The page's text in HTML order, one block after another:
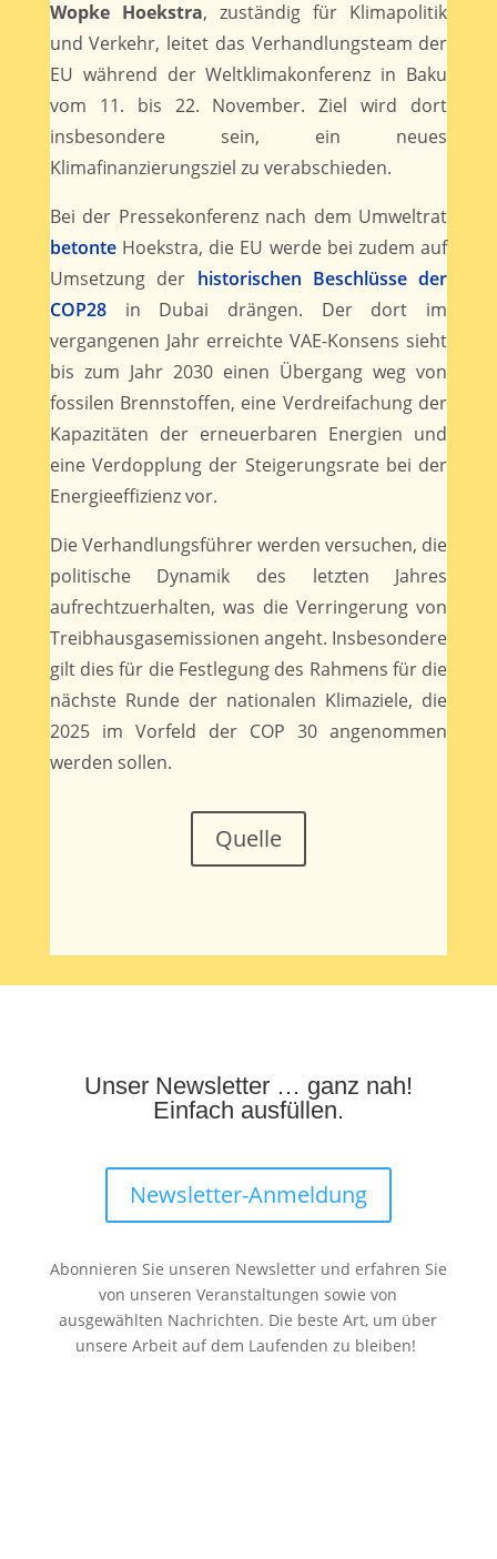
Wopke Hoekstra, zuständig für Klimapolitik
und Verkehr, leitet das Verhandlungsteam der
EU während der Weltklimakonferenz in Baku
vom 11. bis 22. November. Ziel wird dort
insbesondere sein, ein neues
Klimafinanzierungsziel zu verabschieden.
Bei der Pressekonferenz nach dem Umweltrat
betonte Hoekstra, die EU werde bei zudem auf
Umsetzung der historischen Beschlüsse der
COP28 in Dubai drängen. Der dort im
vergangenen Jahr erreichte VAE-Konsens sieht
bis zum Jahr 2030 einen Übergang weg von
fossilen Brennstoffen, eine Verdreifachung der
Kapazitäten der erneuerbaren Energien und
eine Verdopplung der Steigerungsrate bei der
Energieeffizienz vor.
Die Verhandlungsführer werden versuchen, die
politische Dynamik des letzten Jahres
aufrechtzuerhalten, was die Verringerung von
Treibhausgasemissionen angeht. Insbesondere
gilt dies für die Festlegung des Rahmens für die
nächste Runde der nationalen Klimaziele, die
2025 im Vorfeld der COP 30 angenommen
werden sollen.
Quelle
Unser Newsletter … ganz nah!
Einfach ausfüllen.
Newsletter-Anmeldung
Abonnieren Sie unseren Newsletter und erfahren Sie
von unseren Veranstaltungen sowie von
ausgewählten Nachrichten. Die beste Art, um über
unsere Arbeit auf dem Laufenden zu bleiben!